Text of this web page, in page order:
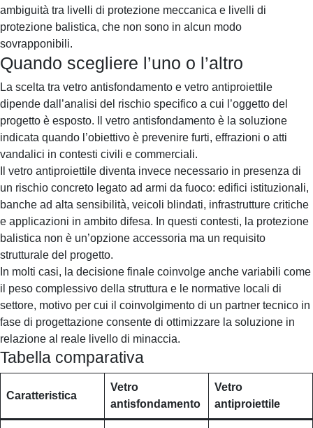
ambiguità tra livelli di protezione meccanica e livelli di
protezione balistica, che non sono in alcun modo
sovrapponibili.
Quando scegliere l’uno o l’altro
La scelta tra vetro antisfondamento e vetro antiproiettile
dipende dall’analisi del rischio specifico a cui l’oggetto del
progetto è esposto. Il vetro antisfondamento è la soluzione
indicata quando l’obiettivo è prevenire furti, effrazioni o atti
vandalici in contesti civili e commerciali.
Il vetro antiproiettile diventa invece necessario in presenza di
un rischio concreto legato ad armi da fuoco: edifici istituzionali,
banche ad alta sensibilità, veicoli blindati, infrastrutture critiche
e applicazioni in ambito difesa. In questi contesti, la protezione
balistica non è un’opzione accessoria ma un requisito
strutturale del progetto.
In molti casi, la decisione finale coinvolge anche variabili come
il peso complessivo della struttura e le normative locali di
settore, motivo per cui il coinvolgimento di un partner tecnico in
fase di progettazione consente di ottimizzare la soluzione in
relazione al reale livello di minaccia.
Tabella comparativa
Caratteristica
Vetro
antisfondamento
Vetro
antiproiettile